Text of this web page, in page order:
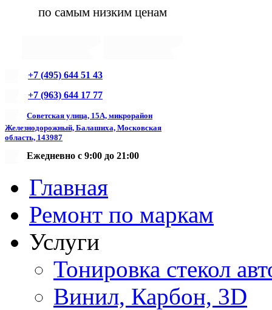
по самым низким ценам
+7 (495) 644 51 43
+7 (963) 644 17 77
Советская улица, 15А, микрорайон
Железнодорожный, Балашиха, Московская
область, 143987
Ежедневно с 9:00 до 21:00
Главная
Ремонт по маркам
Услуги
Тонировка стекол
Винил, Карбон, 3D